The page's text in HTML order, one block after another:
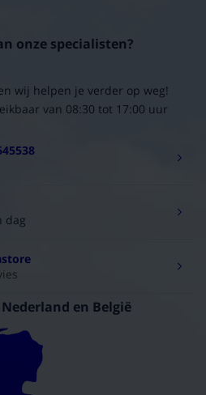
onze specialisten?
wij helpen je verder op weg!
van 08:30 tot 17:00 uur
dag
en België